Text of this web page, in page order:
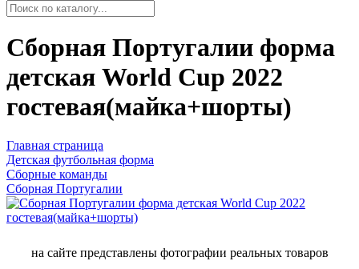
Сборная Португалии форма
детская World Cup 2022
гостевая(майка+шорты)
Главная страница
Детская футбольная форма
Сборные команды
Сборная Португалии
на сайте представлены фотографии реальных товаров